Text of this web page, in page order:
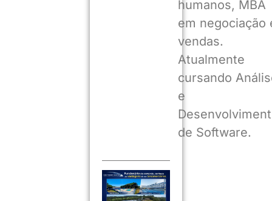
humanos, MBA
em negociação
vendas.
Atualmente
cursando
e
de Software.